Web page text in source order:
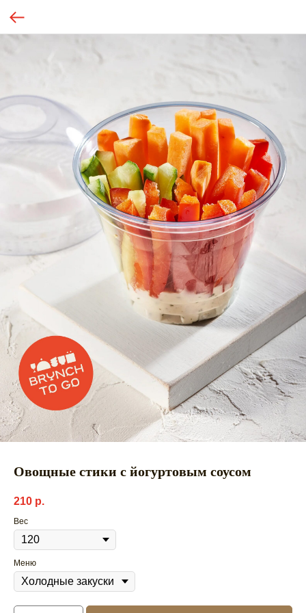
Овощные стики с йогуртовым соусом
210 р.
Вес
Меню